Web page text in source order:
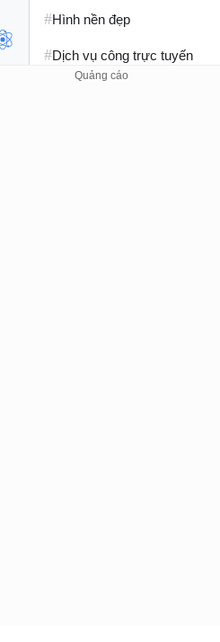
#Hình nền đẹp
#Dịch vụ công trực tuyến